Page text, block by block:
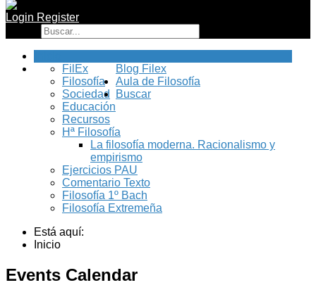
Login Register
Blog Filex
FilEx
Filosofía
Sociedad
Educación
Recursos
Aula de Filosofía
Hª Filosofía
La filosofía moderna. Racionalismo y
empirismo
Ejercicios PAU
Comentario Texto
Filosofía 1º Bach
Filosofía Extremeña
Buscar
Está aquí:
Inicio
Events Calendar